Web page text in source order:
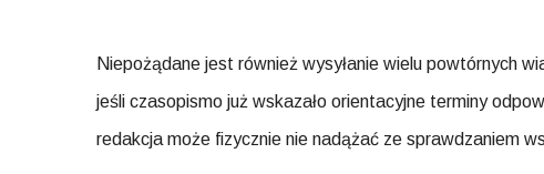
Niepożądane jest również wysyłanie wielu powtórnych
jeśli czasopismo już wskazało orientacyjne terminy
redakcja może fizycznie nie nadążać ze sprawdzaniem